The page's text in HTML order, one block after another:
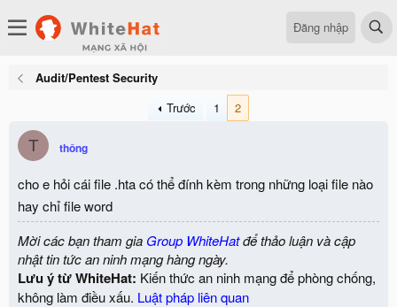
Đăng nhập
Audit/Pentest Security
Trước
1 2
T thông
cho e hỏi cái file .hta có thể đính kèm trong những loại file nào
hay chỉ file word
Mời các bạn tham gia Group WhiteHatđể thảo luận và cập
nhật tin tức an ninh mạng hàng ngày.
Lưu ý từ WhiteHat: Kiến thức an ninh mạng để phòng chống,
không làm điều xấu. Luật pháp liên quan